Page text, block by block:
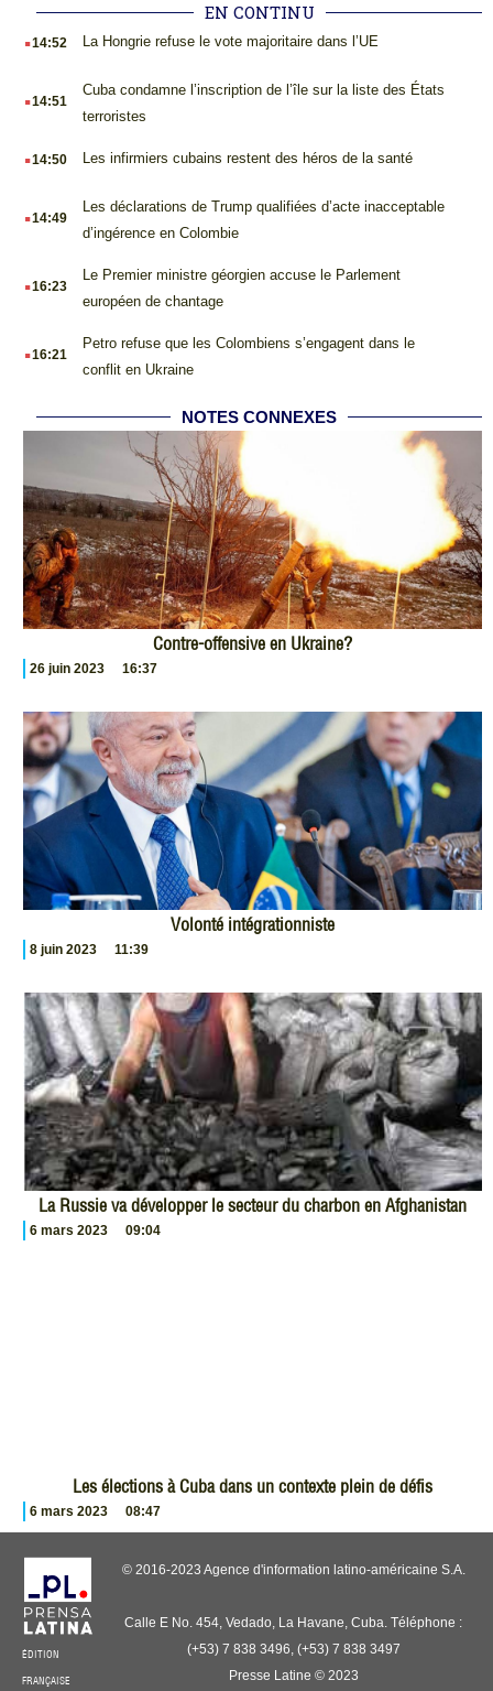
EN CONTINU
.14:52 La Hongrie refuse le vote majoritaire dans l’UE
.14:51
Cuba condamne l’inscription de l’île sur la liste des États
terroristes
.14:50 Les infirmiers cubains restent des héros de la santé
.14:49
Les déclarations de Trump qualifiées d’acte inacceptable
d’ingérence en Colombie
.16:23
Le Premier ministre géorgien accuse le Parlement
européen de chantage
.16:21
Petro refuse que les Colombiens s’engagent dans le
conflit en Ukraine
NOTES CONNEXES
Contre-offensive en Ukraine?
26 juin 2023 16:37
Volonté intégrationniste
8 juin 2023 11:39
La Russie va développer le secteur du charbon en Afghanistan
6 mars 2023 09:04
Les élections à Cuba dans un contexte plein de défis
6 mars 2023 08:47
ÉDITION
FRANÇAISE
© 2016-2023 Agence d'information latino-américaine S.A.
Calle E No. 454, Vedado, La Havane, Cuba. Téléphone :
(+53) 7 838 3496, (+53) 7 838 3497
Presse Latine © 2023